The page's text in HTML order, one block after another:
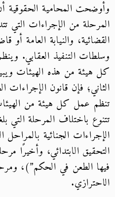
وأوضحت المحامية
المرحلة من الإجراءات التي
القضائية، والنيابة العامة
وسلطات التنفيذ العقابي.
كل هيئة من هذه الهيئات
الثاني؛ فإن قانون الإجراءات
تنظم عمل كل هيئة من
تتنوع باختلاف المرحلة التي
الإجراءات الجنائية بالمراحل
التحقيق الابتدائي، وأخيرًا
فيها الطعن في الحكم”)،
الاحترازي.